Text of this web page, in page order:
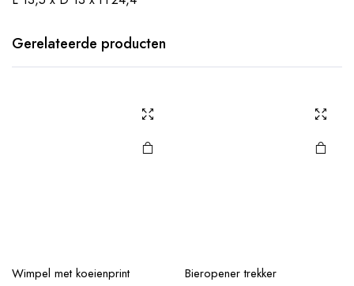
Gerelateerde producten
Wimpel met koeienprint
Bieropener trekker